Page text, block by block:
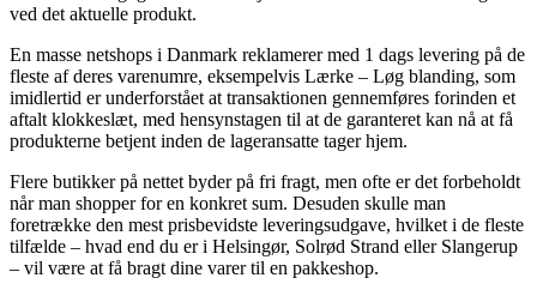
ved det aktuelle produkt.
En masse netshops i Danmark reklamerer med 1 dags levering på de
fleste af deres varenumre, eksempelvis Lærke – Løg blanding, som
imidlertid er underforstået at transaktionen gennemføres forinden et
aftalt klokkeslæt, med hensynstagen til at de garanteret kan nå at få
produkterne betjent inden de lageransatte tager hjem.
Flere butikker på nettet byder på fri fragt, men ofte er det forbeholdt
når man shopper for en konkret sum. Desuden skulle man
foretrække den mest prisbevidste leveringsudgave, hvilket i de fleste
tilfælde – hvad end du er i Helsingør, Solrød Strand eller Slangerup
– vil være at få bragt dine varer til en pakkeshop.